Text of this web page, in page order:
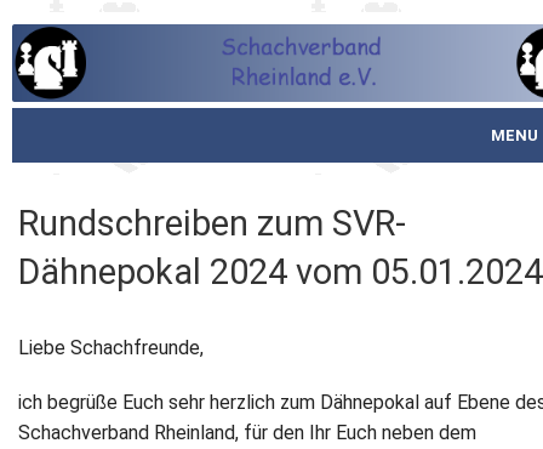
MENU
Schachjugend
Meistertafel
Rundschreiben zum SVR-
Dähnepokal 2024 vom 05.01.2024
Liebe Schachfreunde,
ich begrüße Euch sehr herzlich zum Dähnepokal auf Ebene
Schachverband Rheinland, für den Ihr Euch neben dem